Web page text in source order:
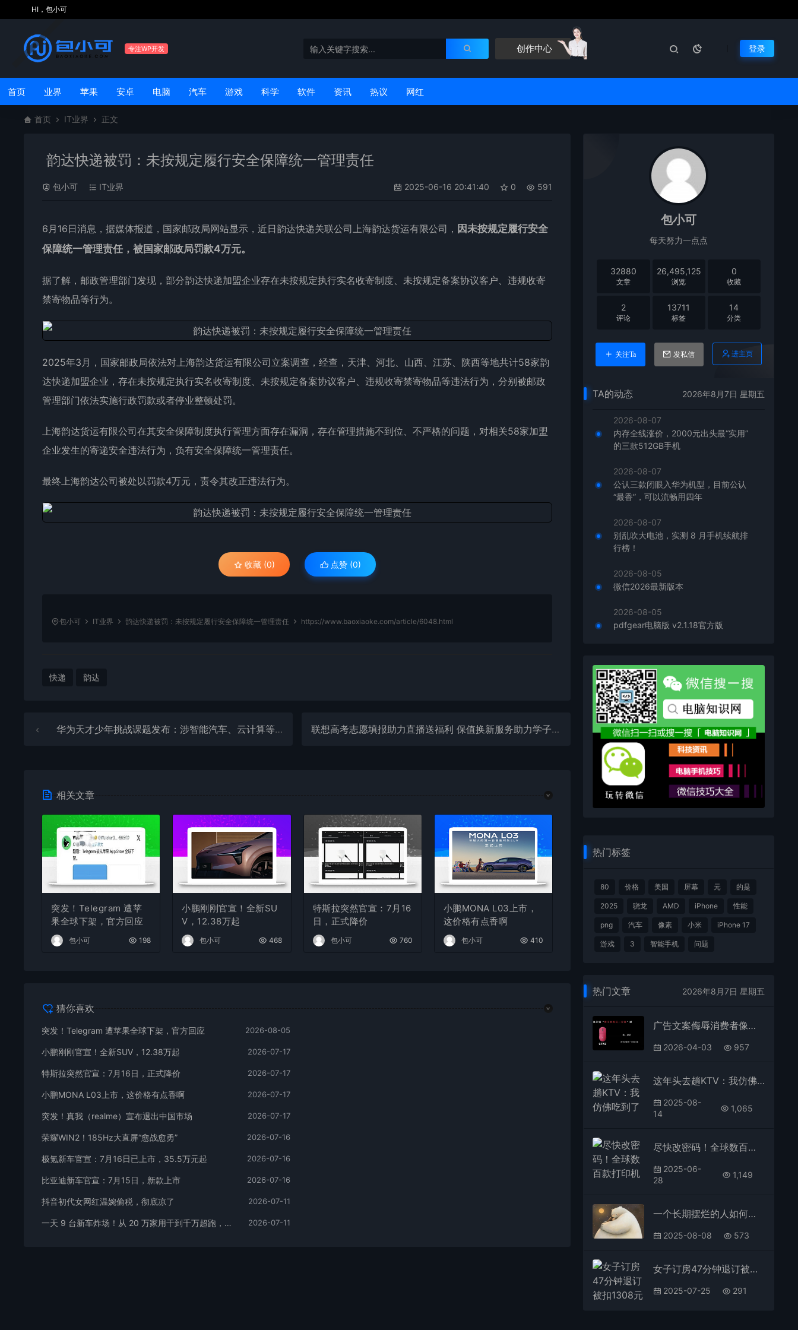
HI，包小可
专注WP开发 创作中心 登录
首页 业界 苹果 安卓 电脑 汽车 游戏 科学 软件 资讯 热议 网红
首页 IT业界 正文
韵达快递被罚：未按规定履行安全保障统一管理责任
包小可 IT业界 2025-06-16 20:41:40 0 591
6月16日消息，据媒体报道，国家邮政局网站显示，近日韵达快递关联公司上海韵达货运有限公司， 因未按规定履行安全
保障统一管理责任，被国家邮政局罚款4万元。
据了解，邮政管理部门发现，部分韵达快递加盟企业存在未按规定执行实名收寄制度、未按规定备案协议客户、违规收寄
禁寄物品等行为。
2025年3月，国家邮政局依法对上海韵达货运有限公司立案调查，经查，天津、河北、山西、江苏、陕西等地共计58家韵
达快递加盟企业，存在未按规定执行实名收寄制度、未按规定备案协议客户、违规收寄禁寄物品等违法行为，分别被邮政
管理部门依法实施行政罚款或者停业整顿处罚。
上海韵达货运有限公司在其安全保障制度执行管理方面存在漏洞，存在管理措施不到位、不严格的问题，对相关58家加盟
企业发生的寄递安全违法行为，负有安全保障统一管理责任。
最终上海韵达公司被处以罚款4万元，责令其改正违法行为。
收藏 (0) 点赞 (0)
包小可 IT业界 韵达快递被罚：未按规定履行安全保障统一管理责任 https://www.baoxiaoke.com/article/6048.html
快递 韵达
华为天才少年挑战课题发布：涉智能汽车、云计算等五大领域 联想高考志愿填报助力直播送福利 保值换新服务助力学子高效规划未来
相关文章
突发！Telegram 遭苹
果全球下架，官方回应
包小可 198
小鹏刚刚官宣！全新SU
V，12.38万起
包小可 468
特斯拉突然官宣：7月16
日，正式降价
包小可 760
小鹏MONA L03上市，
这价格有点香啊
包小可 410
猜你喜欢
突发！Telegram 遭苹果全球下架，官方回应 2026-08-05
小鹏刚刚官宣！全新SUV，12.38万起 2026-07-17
特斯拉突然官宣：7月16日，正式降价 2026-07-17
小鹏MONA L03上市，这价格有点香啊 2026-07-17
突发！真我（realme）宣布退出中国市场 2026-07-17
荣耀WIN2！185Hz大直屏“愈战愈勇” 2026-07-16
极氪新车官宣：7月16日已上市，35.5万元起 2026-07-16
比亚迪新车官宣：7月15日，新款上市 2026-07-16
抖音初代女网红温婉偷税，彻底凉了 2026-07-11
一天 9 台新车炸场！从 20 万家用干到千万超跑，全价位全覆盖 2026-07-11
包小可
每天努力一点点
32880
文章
26,495,125
浏览
0
收藏
2
评论
13711
标签
14
分类
关注Ta 发私信 进主页
TA的动态 2026年8月7日 星期五
2026-08-07
内存全线涨价，2000元出头最“实用”
的三款512GB手机
2026-08-07
公认三款闭眼入华为机型，目前公认
“最香”，可以流畅用四年
2026-08-07
别乱吹大电池，实测 8 月手机续航排
行榜！
2026-08-05
微信2026最新版本
2026-08-05
pdfgear电脑版 v2.1.18官方版
热门标签
80 价格 美国 屏幕 元 的是
2025 骁龙 AMD iPhone 性能
png 汽车 像素 小米 iPhone 17
游戏 3 智能手机 问题
热门文章 2026年8月7日 星期五
广告文案侮辱消费者像狗！罗技广告语惹众怒：道歉难熄怒火多平台直播关闭
2026-04-03 957
这年头去趟KTV：我仿佛吃到了没熟的见手青
2025-08-
14
1,065
尽快改密码！全球数百款打印机曝出安全漏洞：无法通过固件修复
2025-06-
28
1,149
一个长期摆烂的人如何恢复行动力？
2025-08-08 573
女子订房47分钟退订被扣1308元 去哪儿网回应
2025-07-25 291